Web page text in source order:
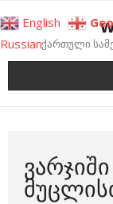
to
contentქართული
English
Russian